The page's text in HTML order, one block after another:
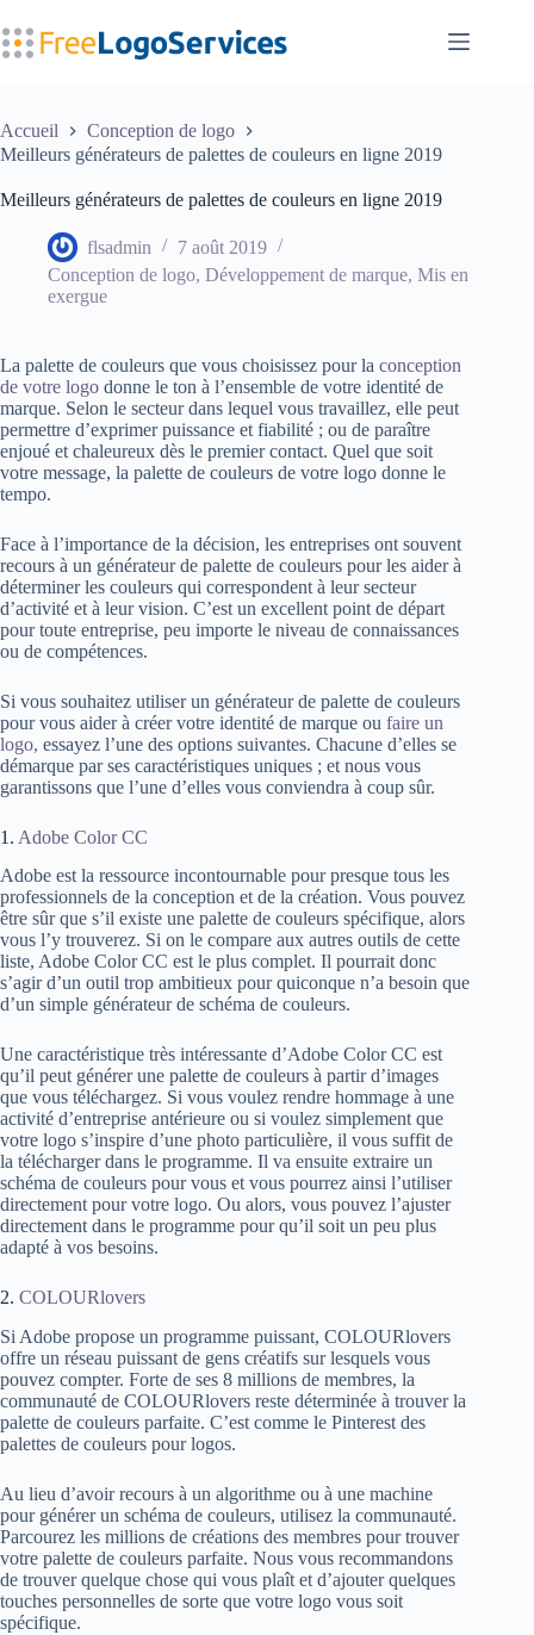
au
contenu
Accueil
Conception de logo
Meilleurs générateurs de palettes de couleurs en ligne 2019
Meilleurs générateurs de palettes de couleurs en ligne 2019
flsadmin
7 août 2019
Conception de logo, Développement de marque, Mis en
exergue
La palette de couleurs que vous choisissez pour la conception
de votre logo donne le ton à l’ensemble de votre identité de
marque. Selon le secteur dans lequel vous travaillez, elle peut
permettre d’exprimer puissance et fiabilité ; ou de paraître
enjoué et chaleureux dès le premier contact. Quel que soit
votre message, la palette de couleurs de votre logo donne le
tempo.
Face à l’importance de la décision, les entreprises ont souvent
recours à un générateur de palette de couleurs pour les aider à
déterminer les couleurs qui correspondent à leur secteur
d’activité et à leur vision. C’est un excellent point de départ
pour toute entreprise, peu importe le niveau de connaissances
ou de compétences.
Si vous souhaitez utiliser un générateur de palette de couleurs
pour vous aider à créer votre identité de marque ou faire un
logo, essayez l’une des options suivantes. Chacune d’elles se
démarque par ses caractéristiques uniques ; et nous vous
garantissons que l’une d’elles vous conviendra à coup sûr.
1. Adobe Color CC
Adobe est la ressource incontournable pour presque tous les
professionnels de la conception et de la création. Vous pouvez
être sûr que s’il existe une palette de couleurs spécifique, alors
vous l’y trouverez. Si on le compare aux autres outils de cette
liste, Adobe Color CC est le plus complet. Il pourrait donc
s’agir d’un outil trop ambitieux pour quiconque n’a besoin que
d’un simple générateur de schéma de couleurs.
Une caractéristique très intéressante d’Adobe Color CC est
qu’il peut générer une palette de couleurs à partir d’images
que vous téléchargez. Si vous voulez rendre hommage à une
activité d’entreprise antérieure ou si voulez simplement que
votre logo s’inspire d’une photo particulière, il vous suffit de
la télécharger dans le programme. Il va ensuite extraire un
schéma de couleurs pour vous et vous pourrez ainsi l’utiliser
directement pour votre logo. Ou alors, vous pouvez l’ajuster
directement dans le programme pour qu’il soit un peu plus
adapté à vos besoins.
2. COLOURlovers
Si Adobe propose un programme puissant, COLOURlovers
offre un réseau puissant de gens créatifs sur lesquels vous
pouvez compter. Forte de ses 8 millions de membres, la
communauté de COLOURlovers reste déterminée à trouver la
palette de couleurs parfaite. C’est comme le Pinterest des
palettes de couleurs pour logos.
Au lieu d’avoir recours à un algorithme ou à une machine
pour générer un schéma de couleurs, utilisez la communauté.
Parcourez les millions de créations des membres pour trouver
votre palette de couleurs parfaite. Nous vous recommandons
de trouver quelque chose qui vous plaît et d’ajouter quelques
touches personnelles de sorte que votre logo vous soit
spécifique.